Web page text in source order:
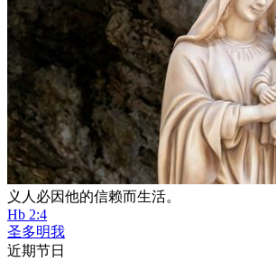
义人必因他的信赖而生活。
Hb 2:4
圣多明我
近期节日